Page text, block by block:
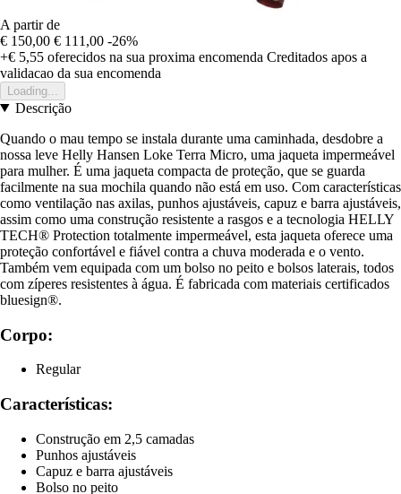
A partir de
€ 150,00 € 111,00 -26%
+€ 5,55 oferecidos na sua proxima encomenda Creditados apos a
validacao da sua encomenda
Loading...
Descrição
Quando o mau tempo se instala durante uma caminhada, desdobre a
nossa leve Helly Hansen Loke Terra Micro, uma jaqueta impermeável
para mulher. É uma jaqueta compacta de proteção, que se guarda
facilmente na sua mochila quando não está em uso. Com características
como ventilação nas axilas, punhos ajustáveis, capuz e barra ajustáveis,
assim como uma construção resistente a rasgos e a tecnologia HELLY
TECH® Protection totalmente impermeável, esta jaqueta oferece uma
proteção confortável e fiável contra a chuva moderada e o vento.
Também vem equipada com um bolso no peito e bolsos laterais, todos
com zíperes resistentes à água. É fabricada com materiais certificados
bluesign®.
Corpo:
Regular
Características:
Construção em 2,5 camadas
Punhos ajustáveis
Capuz e barra ajustáveis
Bolso no peito